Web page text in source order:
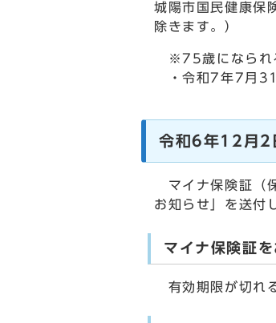
城陽市国民健康保
除きます。）
※75歳になられ
・令和7年7月31
令和6年12月2
マイナ保険証（
お知らせ」を送付
マイナ保険証
有効期限が切れ